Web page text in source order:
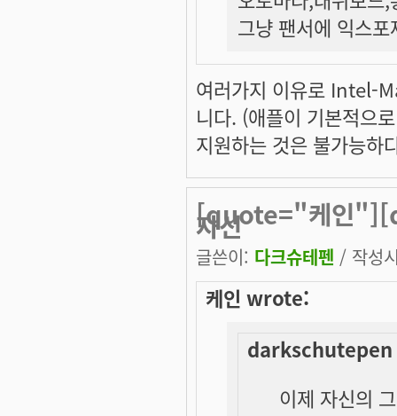
그냥 팬서에 익스
여러가지 이유로 Intel-
니다. (애플이 기본적으
지원하는 것은 불가능하
[quote="케인
자신
글쓴이: 다크슈테펜 / 작성
케인 wrote:
이제 자신의